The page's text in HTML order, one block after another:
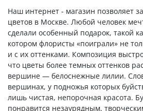
Наш интернет - магазин позволяет
цветов в Москве. Любой человек
сделали особенный подарок, такой
котором флористы «поиграли» не
и с их оттенками. Композиция
что цветы более темных оттенков
вершине — белоснежные лилии.
вершинах, у подножья которых
лишь чистая, непорочная красота.
понравится незаурядным,